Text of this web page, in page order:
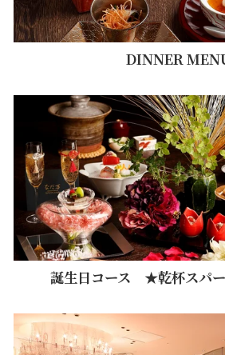
DINNER
誕生日コース ★乾杯スパ